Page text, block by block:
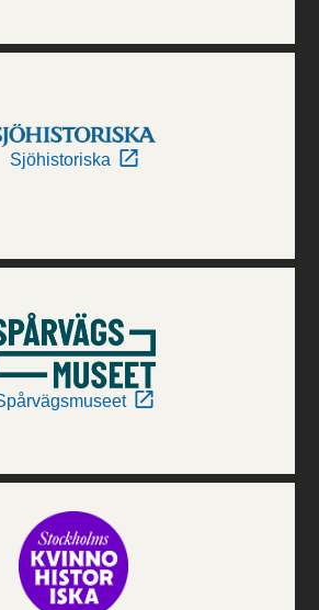
Sjöhistoriska